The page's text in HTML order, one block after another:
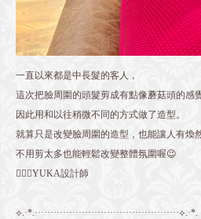
一直以來都是中長髮的客人，
這次把臉周圍的頭髮剪成有點像蘑菇頭的感
因此用和以往稍微不同的方式做了造型。
就算只是改變臉周圍的造型，也能讓人有煥
不用剪太多也能輕鬆改變整體氛圍喔😉
💇🏻‍♀️YUKA設計師
⟡.·*.··············································⟡.·*.